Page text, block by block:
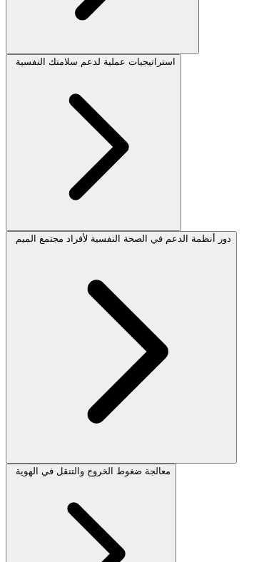
استراتيجيات عملية لدعم سلامتك النفسية
دور أنظمة الدعم في الصحة النفسية لأفراد مجتمع الميم
معالجة ضغوط الخروج والتنقل في الهوية